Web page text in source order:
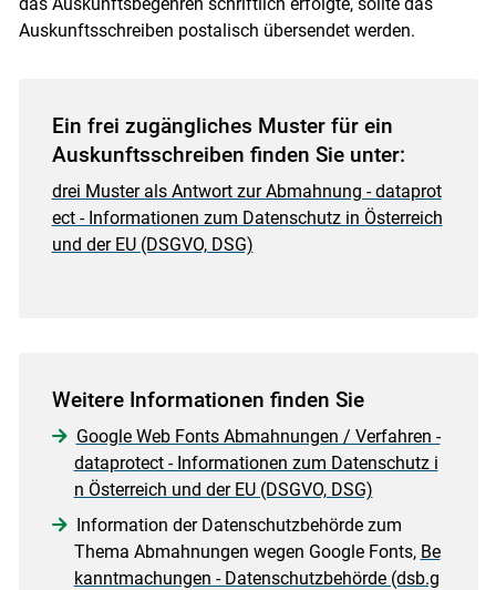
Auskunftsschreiben postalisch übersendet werden.
Ein frei zugängliches Muster für ein
Auskunftsschreiben finden Sie unter:
drei Muster als Antwort zur Abmahnung - dataprot
ect - Informationen zum Datenschutz in Österreich
und der EU (DSGVO, DSG)
Weitere Informationen finden Sie
Google Web Fonts Abmahnungen / Verfahren -
dataprotect - Informationen zum Datenschutz i
n Österreich und der EU (DSGVO, DSG)
Information der Datenschutzbehörde zum
Thema Abmahnungen wegen Google Fonts, Be
kanntmachungen - Datenschutzbehörde (dsb.g